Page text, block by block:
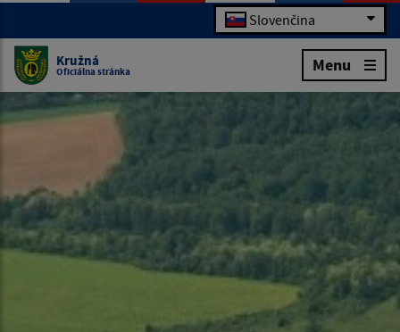
Slovenčina
Kružná
Oficiálna stránka Menu